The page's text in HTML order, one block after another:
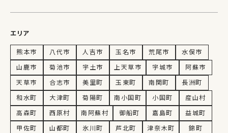
エリア
熊本市 八代市 人吉市 玉名市 荒尾市
水俣市
山鹿市
菊池市 宇土市 上天草市 宇城市
阿蘇市
天草市
合志市 美里町 玉東町 南関町
長洲町
和水町
大津町 菊陽町 南小国町 小国町
産山村
高森町
西原村 南阿蘇村 御船町 嘉島町
益城町
甲佐町
山都町 氷川町 芦北町 津奈木町 錦町